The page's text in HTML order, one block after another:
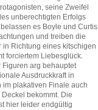
seine Zweifel
unberechtigten Erfolgs
es Boyle und Curtis
und treiben die
in Richtung eines kitschigen
forciertem Liebesglück.
arg behauptet
Ausdruckkraft in
im plakativen Finale auch
bekommt. Die
hier leider endgültig